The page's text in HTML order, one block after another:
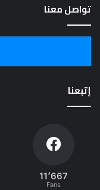
تواصل معنا
إتبعنا
11٬667
Fans